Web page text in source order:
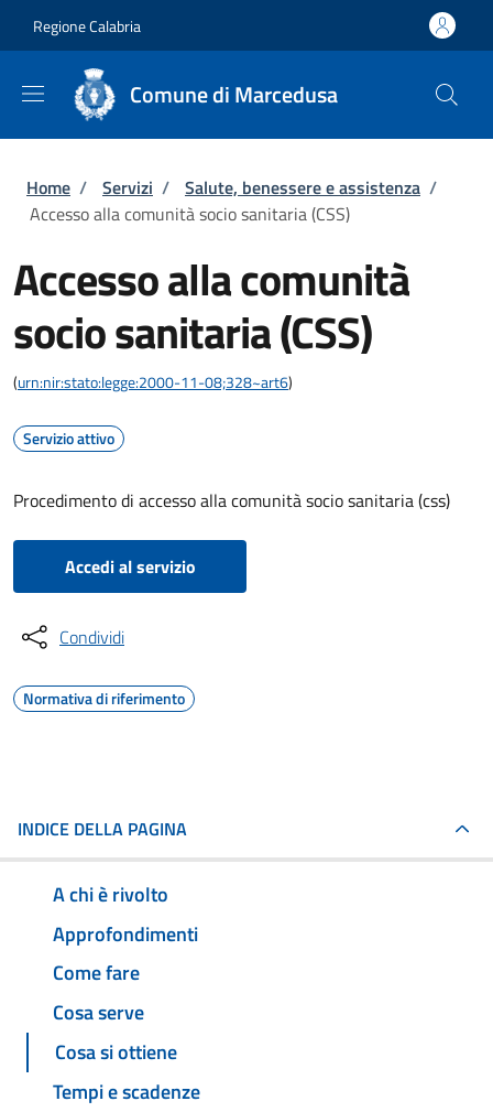
Regione Calabria
Comune di Marcedusa
Briciole di pane
Home / Servizi / Salute, benessere e assistenza /
Accesso alla comunità socio sanitaria (CSS)
Accesso alla comunità
socio sanitaria (CSS)
(urn:nir:stato:legge:2000-11-08;328~art6)
Servizio attivo
Procedimento di accesso alla comunità socio sanitaria (css)
Accedi al servizio
Condividi
Normativa di riferimento
INDICE DELLA PAGINA
A chi è rivolto
Approfondimenti
Come fare
Cosa serve
Cosa si ottiene
Tempi e scadenze